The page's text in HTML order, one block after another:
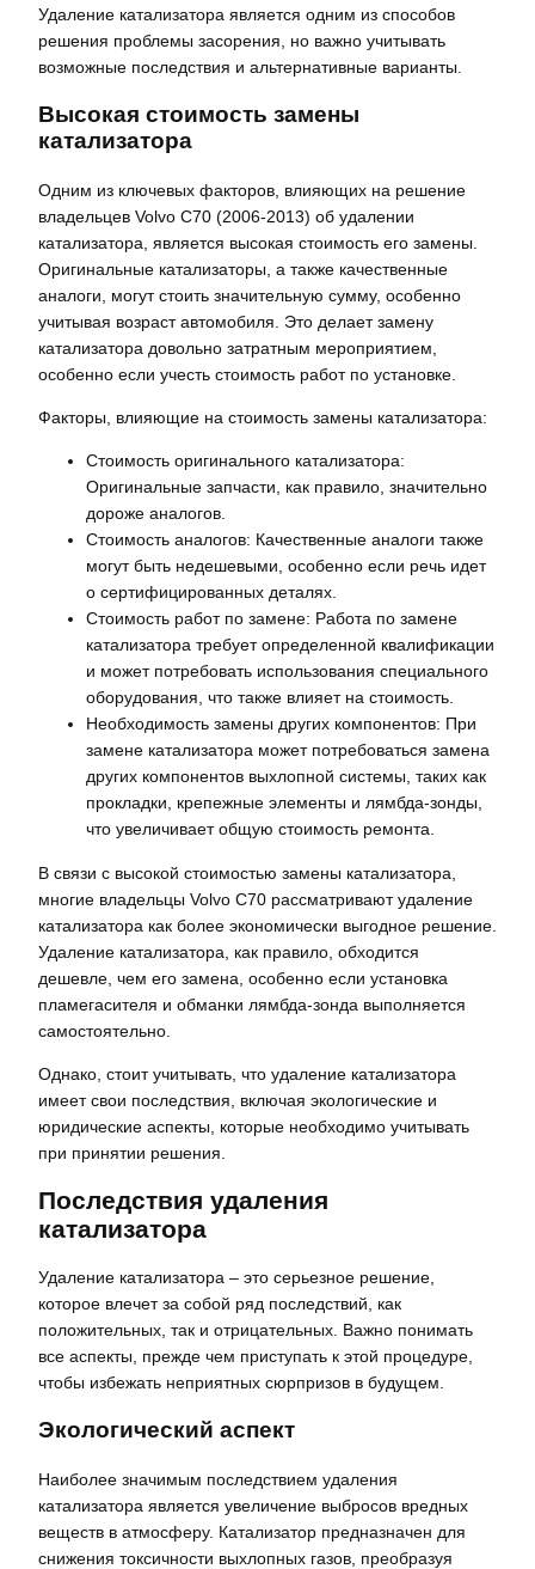
Удаление катализатора является одним из способов
решения проблемы засорения, но важно учитывать
возможные последствия и альтернативные варианты.
Высокая стоимость замены
катализатора
Одним из ключевых факторов, влияющих на решение
владельцев Volvo C70 (2006-2013) об удалении
катализатора, является высокая стоимость его замены.
Оригинальные катализаторы, а также качественные
аналоги, могут стоить значительную сумму, особенно
учитывая возраст автомобиля. Это делает замену
катализатора довольно затратным мероприятием,
особенно если учесть стоимость работ по установке.
Факторы, влияющие на стоимость замены катализатора:
Стоимость оригинального катализатора:
Оригинальные запчасти, как правило, значительно
дороже аналогов.
Стоимость аналогов: Качественные аналоги также
могут быть недешевыми, особенно если речь идет
о сертифицированных деталях.
Стоимость работ по замене: Работа по замене
катализатора требует определенной квалификации
и может потребовать использования специального
оборудования, что также влияет на стоимость.
Необходимость замены других компонентов: При
замене катализатора может потребоваться замена
других компонентов выхлопной системы, таких как
прокладки, крепежные элементы и лямбда-зонды,
что увеличивает общую стоимость ремонта.
В связи с высокой стоимостью замены катализатора,
многие владельцы Volvo C70 рассматривают удаление
катализатора как более экономически выгодное решение.
Удаление катализатора, как правило, обходится
дешевле, чем его замена, особенно если установка
пламегасителя и обманки лямбда-зонда выполняется
самостоятельно.
Однако, стоит учитывать, что удаление катализатора
имеет свои последствия, включая экологические и
юридические аспекты, которые необходимо учитывать
при принятии решения.
Последствия удаления
катализатора
Удаление катализатора – это серьезное решение,
которое влечет за собой ряд последствий, как
положительных, так и отрицательных. Важно понимать
все аспекты, прежде чем приступать к этой процедуре,
чтобы избежать неприятных сюрпризов в будущем.
Экологический аспект
Наиболее значимым последствием удаления
катализатора является увеличение выбросов вредных
веществ в атмосферу. Катализатор предназначен для
снижения токсичности выхлопных газов, преобразуя